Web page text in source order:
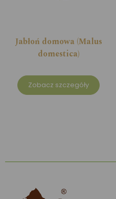
Jabłoń domowa (Malus
domestica)
Zobacz szczegóły